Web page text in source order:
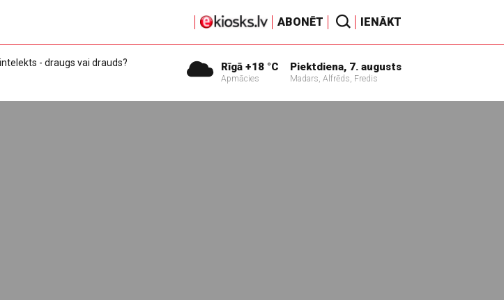
ABONĒT IENĀKT
- draugs vai drauds?
Rīgā +18 °C
Apmācies
Piektdiena, 7. augusts
Madars, Alfrēds, Fredis